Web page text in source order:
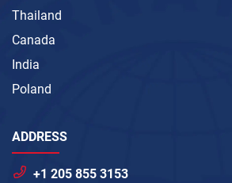
Thailand
Canada
India
Poland
ADDRESS
+1 205 855 3153